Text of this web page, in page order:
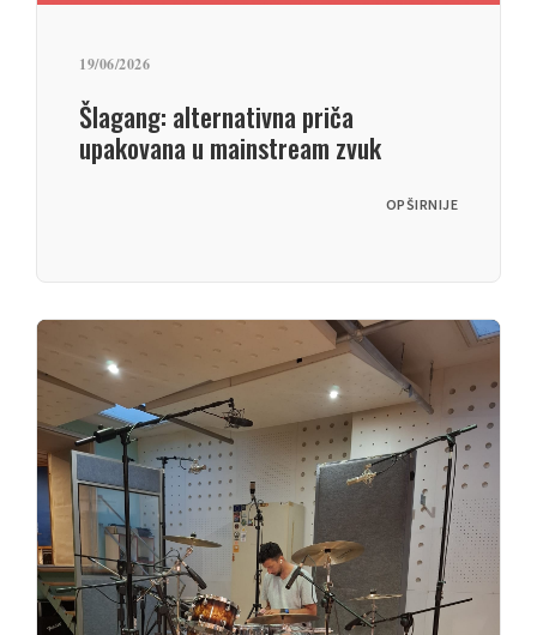
19/06/2026
Šlagang: alternativna priča
upakovana u mainstream zvuk
OPŠIRNIJE